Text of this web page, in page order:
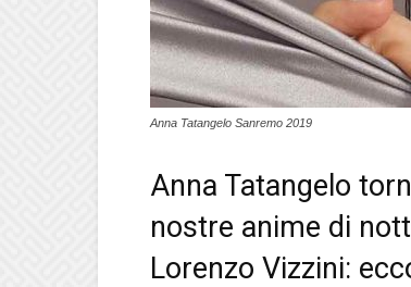
Anna Tatangelo Sanremo 2019
Anna Tatangelo
nostre anime di
Lorenzo Vizzini: